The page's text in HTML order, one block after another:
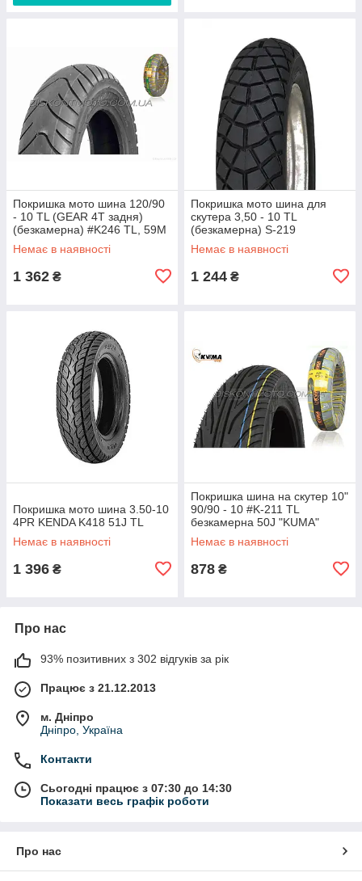
Покришка мото шина 120/90
‑ 10 TL (GEAR 4T задня)
(безкамерна) #K246 TL, 59M
"KUMA" В'ЄТНАМ
Немає в наявності
1 362 ₴
Покришка мото шина для
скутера 3,50 - 10 TL
(безкамерна) S-219
DELITIRE
Немає в наявності
1 244 ₴
Покришка мото шина 3.50-10
4PR KENDA K418 51J TL
Немає в наявності
1 396 ₴
Покришка шина на скутер 10"
90/90 ‐ 10 #K-211 TL
безкамерна 50J "KUMA"
В'ЄТНАМ
Немає в наявності
878 ₴
Про нас
93% позитивних з 302 відгуків за рік
Працює з 21.12.2013
м. Дніпро
Дніпро, Україна
Контакти
Сьогодні працює з 07:30 до 14:30
Показати весь графік роботи
Про нас